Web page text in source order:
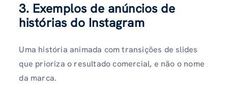
3. Exemplos de anúncios de
histórias do Instagram
Uma história animada com transições de slides
que prioriza o resultado comercial, e não o nome
da marca.